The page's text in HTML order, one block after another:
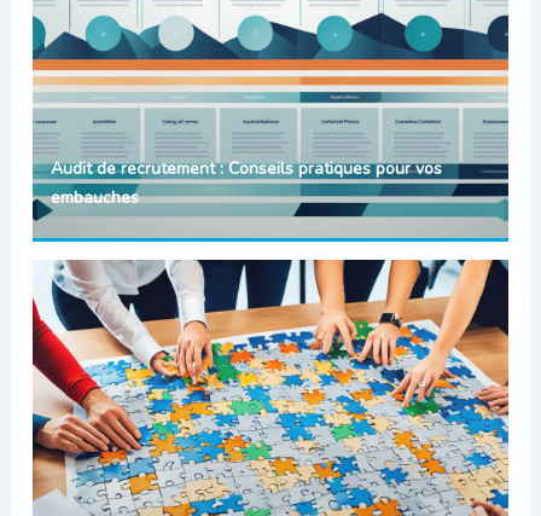
Audit de recrutement : Conseils pratiques pour vos
embauches